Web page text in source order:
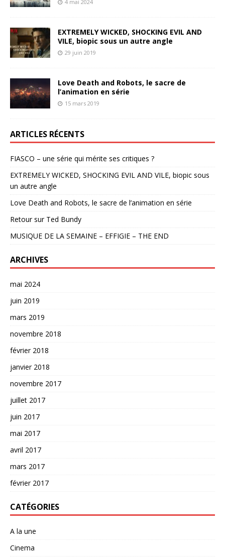
4 mai 2024
EXTREMELY WICKED, SHOCKING EVIL AND
VILE, biopic sous un autre angle
29 juin 2019
Love Death and Robots, le sacre de
l’animation en série
15 mars 2019
ARTICLES RÉCENTS
FIASCO – une série qui mérite ses critiques ?
EXTREMELY WICKED, SHOCKING EVIL AND VILE, biopic sous
un autre angle
Love Death and Robots, le sacre de l’animation en série
Retour sur Ted Bundy
MUSIQUE DE LA SEMAINE – EFFIGIE – THE END
ARCHIVES
mai 2024
juin 2019
mars 2019
novembre 2018
février 2018
janvier 2018
novembre 2017
juillet 2017
juin 2017
mai 2017
avril 2017
mars 2017
février 2017
CATÉGORIES
A la une
Cinema